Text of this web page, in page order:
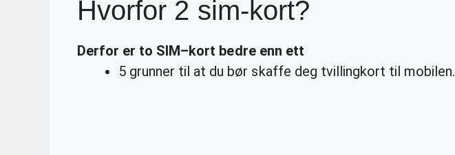
Hvorfor 2 sim-kort?
Derfor er to SIM–kort bedre enn ett
5 grunner til at du bør skaffe deg tvillingkort til mobilen.